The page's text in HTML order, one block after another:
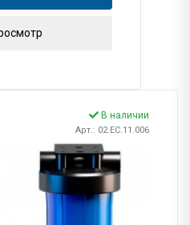
В наличии
Арт.: 02.ЕС.11.006